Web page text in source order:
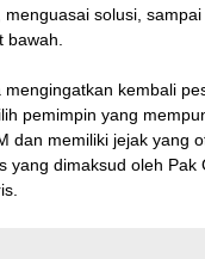
menguasai solusi,
bawah.
mengingatkan kembali
pemimpin yang
dan memiliki jejak yang
yang dimaksud oleh Pak